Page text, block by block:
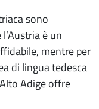
sono
è un
mentre per
di lingua tedesca
Adige offre